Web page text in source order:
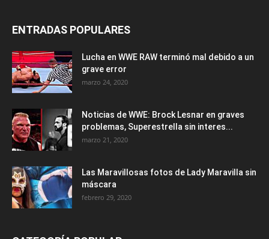
ENTRADAS POPULARES
Lucha en WWE RAW terminó mal debido a un
grave error
marzo 24, 2020
Noticias de WWE: Brock Lesnar en graves
problemas, Superestrella sin interes...
marzo 21, 2020
Las Maravillosas fotos de Lady Maravilla sin
máscara
febrero 29, 2020